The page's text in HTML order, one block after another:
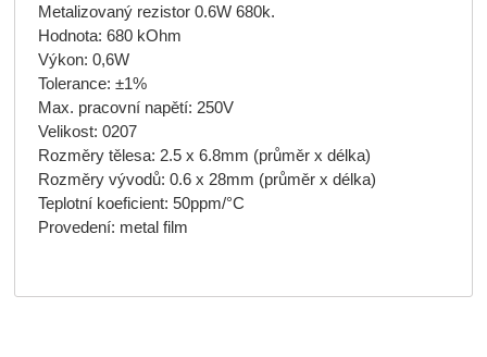
Metalizovaný rezistor 0.6W 680k.
Hodnota: 680 kOhm
Výkon: 0,6W
Tolerance: ±1%
Max. pracovní napětí: 250V
Velikost: 0207
Rozměry tělesa: 2.5 x 6.8mm (průměr x délka)
Rozměry vývodů: 0.6 x 28mm (průměr x délka)
Teplotní koeficient: 50ppm/°C
Provedení: metal film